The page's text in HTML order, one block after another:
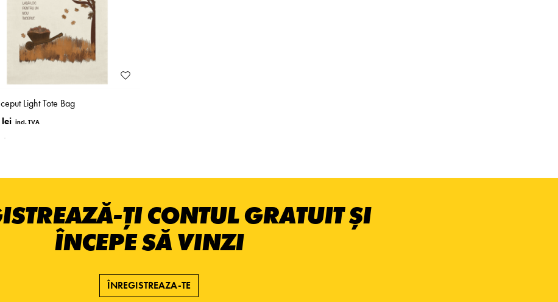
Light Tote Bag
ȚI CONTUL GRATUIT ȘI
ÎNCEPE SĂ VINZI
ÎNREGISTREAZA-TE